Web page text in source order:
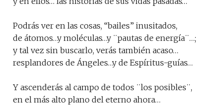
Podrás ver en las cosas, “bailes” inusitados,
de átomos…y moléculas…y ¨pautas de energía¨…;
y tal vez sin buscarlo, verás también acaso…
resplandores de Ángeles…y de Espíritus-guías…
Y ascenderás al campo de todos ¨los posibles¨,
en el más alto plano del eterno ahora…